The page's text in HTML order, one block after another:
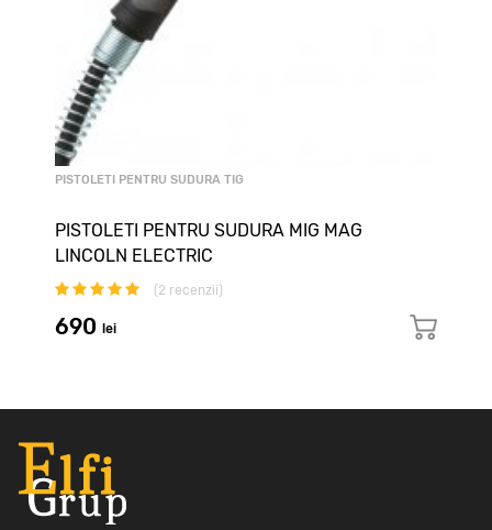
PISTOLETI PENTRU SUDURA TIG
PISTOLETI PENTRU SUDURA MIG MAG
LINCOLN ELECTRIC
(2 recenzii)
690 lei